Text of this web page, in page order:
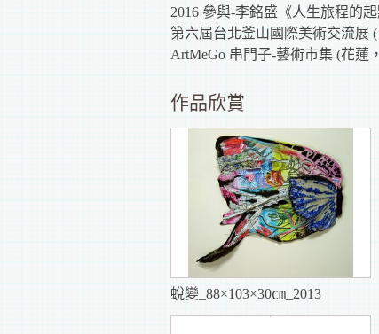
2016 參與-李銘盛《人生旅程的
第六屆台北釜山國際美術交流展
ArtMeGo 串門子-藝術市集 (花蓮
作品欣賞
蛻變_88×103×30㎝_2013